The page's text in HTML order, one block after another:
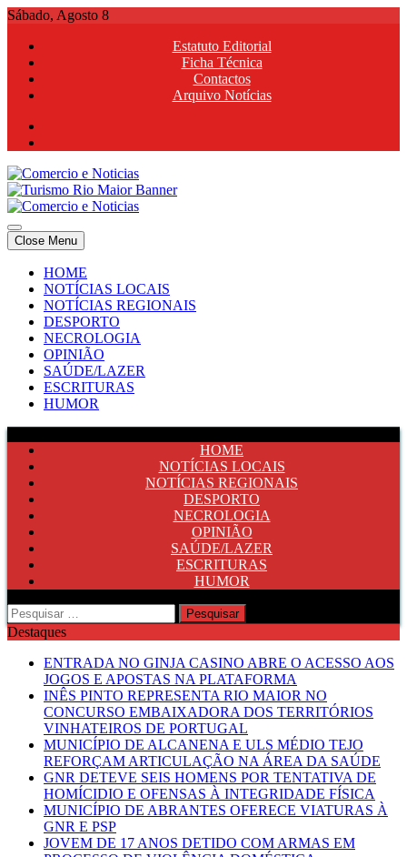
Skip
content
Sábado, Agosto 8
Estatuto Editorial
Ficha Técnica
Contactos
Arquivo Notícias
Comercio e Noticias
Notícias e Publicidade Online
Comercio e Noticias
Notícias e Publicidade Online
Close Menu
HOME
NOTÍCIAS LOCAIS
NOTÍCIAS REGIONAIS
DESPORTO
NECROLOGIA
OPINIÃO
SAÚDE/LAZER
ESCRITURAS
HUMOR
HOME
NOTÍCIAS LOCAIS
NOTÍCIAS REGIONAIS
DESPORTO
NECROLOGIA
OPINIÃO
SAÚDE/LAZER
ESCRITURAS
HUMOR
Pesquisar
por:
Destaques
ENTRADA NO GINJA CASINO ABRE O ACESSO AOS
JOGOS E APOSTAS NA PLATAFORMA
INÊS PINTO REPRESENTA RIO MAIOR NO
CONCURSO EMBAIXADORA DOS TERRITÓRIOS
VINHATEIROS DE PORTUGAL
MUNICÍPIO DE ALCANENA E ULS MÉDIO TEJO
REFORÇAM ARTICULAÇÃO NA ÁREA DA SAÚDE
GNR DETEVE SEIS HOMENS POR TENTATIVA DE
HOMÍCIDIO E OFENSAS À INTEGRIDADE FÍSICA
MUNICÍPIO DE ABRANTES OFERECE VIATURAS À
GNR E PSP
JOVEM DE 17 ANOS DETIDO COM ARMAS EM